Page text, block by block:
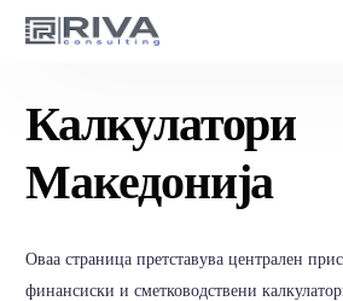
Калкулатори
Македонија
Оваа страница претставува централен
финансиски и сметководствени